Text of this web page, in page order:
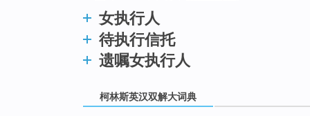
女执行人
待执行信托
遗嘱女执行人
柯林斯英汉双解大词典